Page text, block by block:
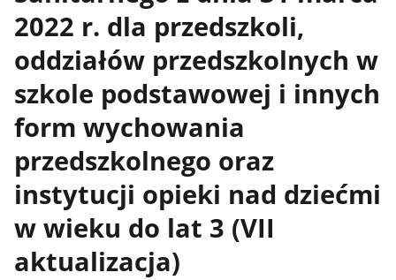
2022 r. dla przedszkoli,
oddziałów przedszkolnych w
szkole podstawowej i innych
form wychowania
przedszkolnego oraz
instytucji opieki nad dziećmi
w wieku do lat 3 (VII
aktualizacja)